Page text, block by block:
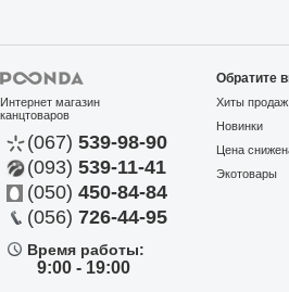
Интернет магазин
канцтоваров
(067) 539-98-90
(093) 539-11-41
(050) 450-84-84
(056) 726-44-95
Время работы:
9:00 - 19:00
Обратите
Хиты продаж
Новинки
Цена
Экотовары